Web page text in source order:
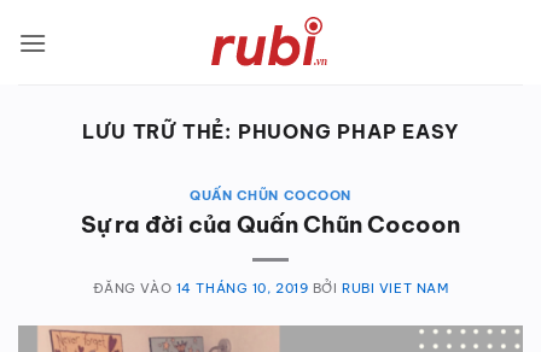
qua
LƯU TRỮ THẺ: PHUONG PHAP EASY
QUẤN CHŨN COCOON
Sự ra đời của Quấn Chũn Cocoon
ĐĂNG VÀO 14 THÁNG 10, 2019 BỞIRUBI VIET NAM